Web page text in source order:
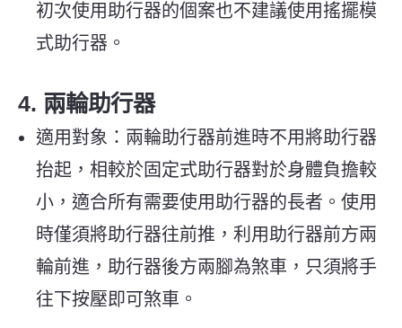
初次使用助行器的個案也不建議使用搖擺模
式助行器。
4. 兩輪助行器
適用對象：兩輪助行器前進時不用將助行器
抬起，相較於固定式助行器對於身體負擔較
小，適合所有需要使用助行器的長者。使用
時僅須將助行器往前推，利用助行器前方兩
輪前進，助行器後方兩腳為煞車，只須將手
往下按壓即可煞車。